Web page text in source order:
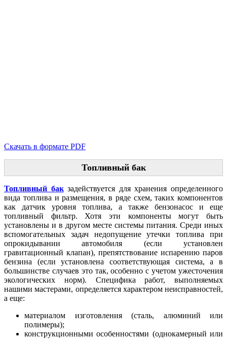
Скачать в формате PDF
Топливный бак
Топливный бакзадействуется для хранения определенного
вида топлива и размещения, в ряде схем, таких компонентов
как датчик уровня топлива, а также бензонасос и еще
топливный фильтр. Хотя эти компоненты могут быть
установлены и в другом месте системы питания. Среди иных
вспомогательных задач недопущение утечки топлива при
опрокидывании автомобиля (если установлен
гравитационный клапан), препятствование испарению паров
бензина (если установлена соответствующая система, а в
большинстве случаев это так, особенно с учетом ужесточения
экологических норм). Специфика работ, выполняемых
нашими мастерами, определяется характером неисправностей,
а еще:
материалом изготовления (сталь, алюминий или
полимеры);
конструкционными особенностями (однокамерный или